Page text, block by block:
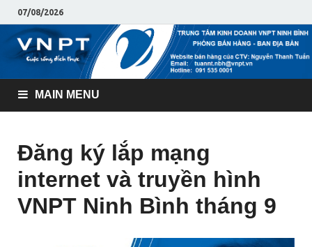
07/08/2026
MAIN MENU
Đăng ký lắp mạng
internet và truyền hình
VNPT Ninh Bình tháng 9